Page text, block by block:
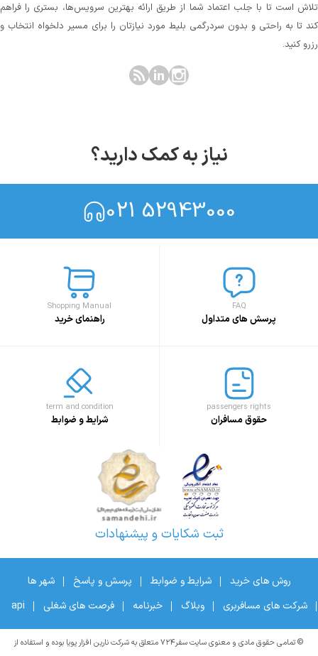
تلاش است تا با جلب اعتماد شما از طریق ارائه بهترین سرویس‌ها، بستری را فراهم
کند تا به راحتی و بدون سردرگمی بلیط مورد نیازتان را برای مسیر دلخواه انتخاب و
رزرو کنید.
نیاز به کمک دارید؟
021 52943000
FAQ
پرسش های متداول
Shopping Manual
راهنمای خرید
passengers rights
حقوق مسافران
term and condition
شرایط و ضوابط
ثبت شکایات و پیشنهادات
روش های خرید شرایط و ضوابط پرسش و پاسخ
شهر ها
شرکت های مسافربری
وبلاگ خبرنامه فرصت های شغلی api
© تمامی حقوق مادی و معنوی سایت سفر۷۲۴ متعلق به شرکت نارین افزار پویا بوده و استفاده از